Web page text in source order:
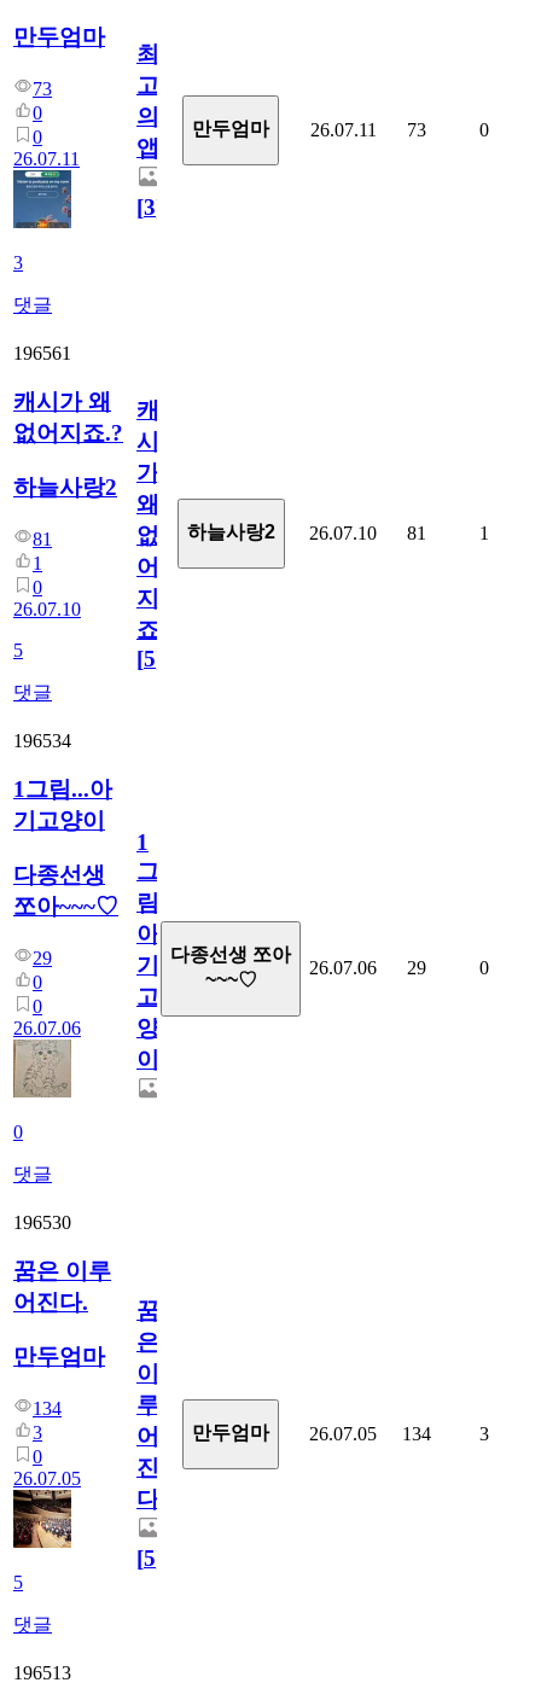
만두엄마
73
0
0
26.07.11
3
댓글
최
고
의
앱.
[3]
만두엄마 26.07.11 73 0
196561
캐시가 왜
없어지죠.?
하늘사랑2
81
1
0
26.07.10
5
댓글
캐
시
가
왜
없
어
지
죠.?
[5]
하늘사랑2 26.07.10 81 1
196534
1그림...아
기고양이
다종선생
쪼아~~~♡
29
0
0
26.07.06
0
댓글
1
그
림...
아
기
고
양
이
다종선생 쪼아
~~~♡
26.07.06 29 0
196530
꿈은 이루
어진다.
만두엄마
134
3
0
26.07.05
5
댓글
꿈
은
이
루
어
진
다.
[5]
만두엄마 26.07.05 134 3
196513